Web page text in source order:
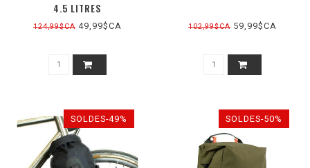
4.5 LITRES
124,99$CA 49,99$CA 102,99$CA 59,99$CA
SOLDES-49% SOLDES-50%